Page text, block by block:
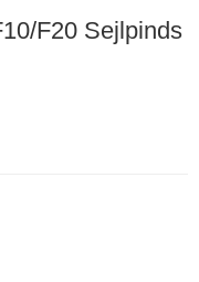
F20 Sejlpinds